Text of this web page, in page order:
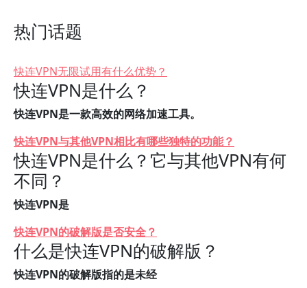
热门话题
快连VPN无限试用有什么优势？
快连VPN是什么？
快连VPN是一款高效的网络加速工具。
快连VPN与其他VPN相比有哪些独特的功能？
快连VPN是什么？它与其他VPN有何
不同？
快连VPN是
快连VPN的破解版是否安全？
什么是快连VPN的破解版？
快连VPN的破解版指的是未经